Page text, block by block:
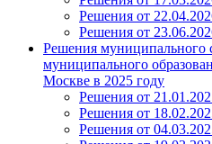
Решения от
Решения от
Решения муниципального
муниципального
Москве в 2025 году
Решения от
Решения от
Решения от